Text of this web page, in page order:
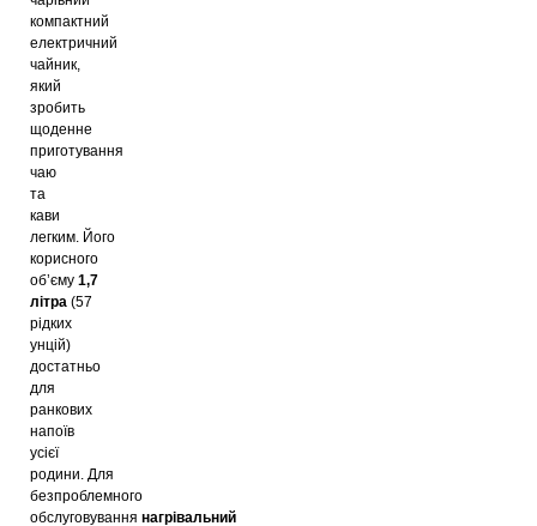
компактний
електричний
чайник,
який
зробить
щоденне
приготування
чаю
та
кави
легким. Його
корисного
об’єму 1,7
літра (57
рідких
унцій)
достатньо
для
ранкових
напоїв
усієї
родини. Для
безпроблемного
обслуговування нагрівальний